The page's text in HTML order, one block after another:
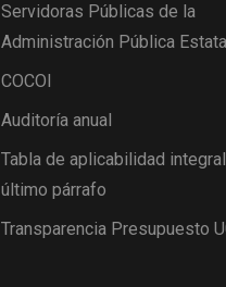
Servidoras Públicas de la
Administración Pública
COCOI
Auditoría anual
Tabla de aplicabilidad
último párrafo
Transparencia Presupuesto